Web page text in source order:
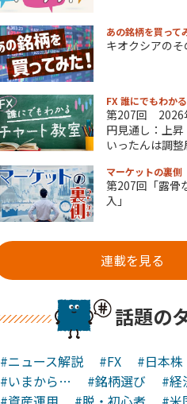
あの銘柄を買って
キオクシアの
FX 誰にでもわか
第207回 2026
円見通し：上
いったんは調
マーケットの裏側
第207回「露骨
入」
連載を見る
話題の
#ニュース解説 #FX
#日本株
#いまから…
#銘柄選び
#経